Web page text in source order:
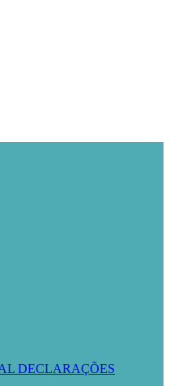
DECLARAÇÕES